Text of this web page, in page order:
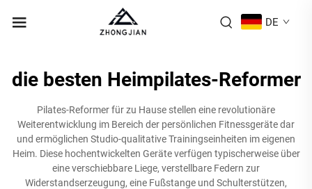
DE
die besten Heimpilates-Reformer
Pilates-Reformer für zu Hause stellen eine revolutionäre
Weiterentwicklung im Bereich der persönlichen Fitnessgeräte dar
und ermöglichen Studio-qualitative Trainingseinheiten im eigenen
Heim. Diese hochentwickelten Geräte verfügen typischerweise über
eine verschiebbare Liege, verstellbare Federn zur
Widerstandserzeugung, eine Fußstange und Schulterstützen,